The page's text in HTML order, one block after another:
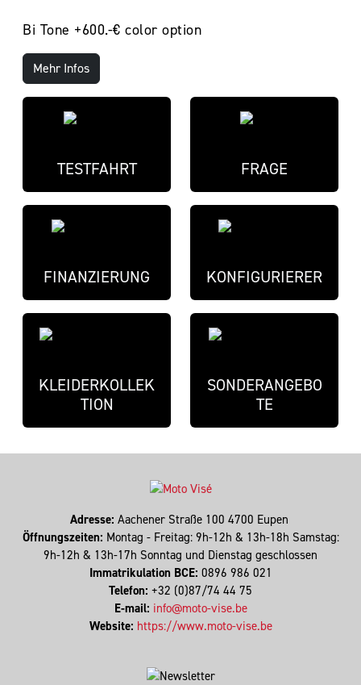
Bi Tone +600.-€ color option
Mehr Infos
TESTFAHRT FRAGE
FINANZIERUNG KONFIGURIERER
KLEIDERKOLLEK
TION
SONDERANGEBO
TE
Adresse: Aachener Straße 100 4700 Eupen
Öffnungszeiten: Montag - Freitag: 9h-12h & 13h-18h Samstag:
9h-12h & 13h-17h Sonntag und Dienstag geschlossen
Immatrikulation BCE: 0896 986 021
Telefon: +32 (0)87/74 44 75
E-mail: info@moto-vise.be
Website: https://www.moto-vise.be